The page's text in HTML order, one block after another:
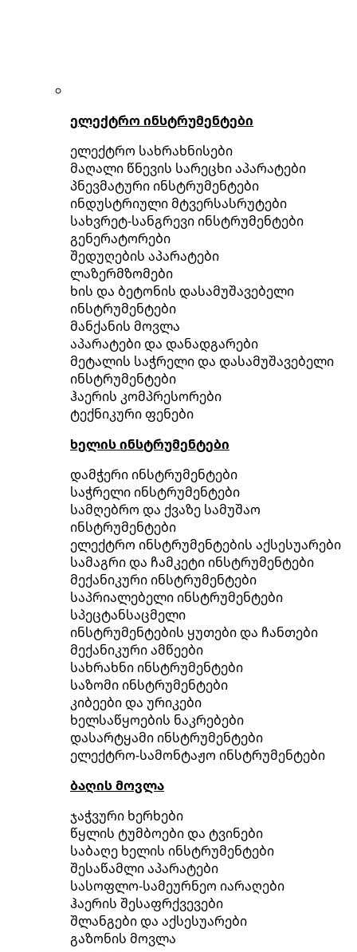
ელექტრო ინსტრუმენტები
ელექტრო სახრახნისები
მაღალი წნევის სარეცხი აპარატები
პნევმატური ინსტრუმენტები
ინდუსტრიული მტვერსასრუტები
სახვრეტ-სანგრევი ინსტრუმენტები
გენერატორები
შედუღების აპარატები
ლაზერმზომები
ხის და ბეტონის დასამუშავებელი
ინსტრუმენტები
მანქანის მოვლა
აპარატები და დანადგარები
მეტალის საჭრელი და დასამუშავებელი
ინსტრუმენტები
ჰაერის კომპრესორები
ტექნიკური ფენები
ხელის ინსტრუმენტები
დამჭერი ინსტრუმენტები
საჭრელი ინსტრუმენტები
სამღებრო და ქვაზე სამუშაო
ინსტრუმენტები
ელექტრო ინსტრუმენტების აქსესუარები
სამაგრი და ჩამკეტი ინსტრუმენტები
მექანიკური ინსტრუმენტები
საპრიალებელი ინსტრუმენტები
სპეცტანსაცმელი
ინსტრუმენტების ყუთები და ჩანთები
მექანიკური ამწეები
სახრახნი ინსტრუმენტები
საზომი ინსტრუმენტები
კიბეები და ურიკები
ხელსაწყოების ნაკრებები
დასარტყამი ინსტრუმენტები
ელექტრო-სამონტაჟო ინსტრუმენტები
ბაღის მოვლა
ჯაჭვური ხერხები
წყლის ტუმბოები და ტვინები
საბაღე ხელის ინსტრუმენტები
შესაწამლი აპარატები
სასოფლო-სამეურნეო იარაღები
ჰაერის შესაფრქვევები
შლანგები და აქსესუარები
გაზონის მოვლა